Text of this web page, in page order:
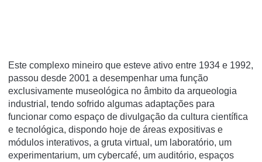
Este complexo mineiro que esteve ativo entre 1934 e 1992,
passou desde 2001 a desempenhar uma função
exclusivamente museológica no âmbito da arqueologia
industrial, tendo sofrido algumas adaptações para
funcionar como espaço de divulgação da cultura científica
e tecnológica, dispondo hoje de áreas expositivas e
módulos interativos, a gruta virtual, um laboratório, um
experimentarium, um cybercafé, um auditório, espaços